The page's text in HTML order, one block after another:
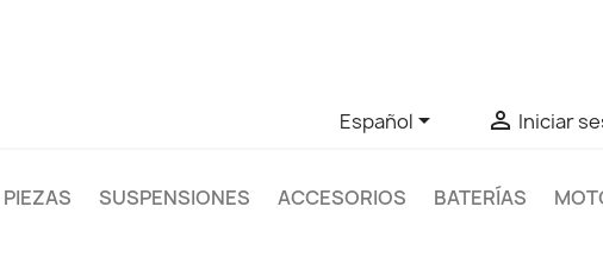
Español  Iniciar
PIEZAS SUSPENSIONES ACCESORIOS BATERÍAS